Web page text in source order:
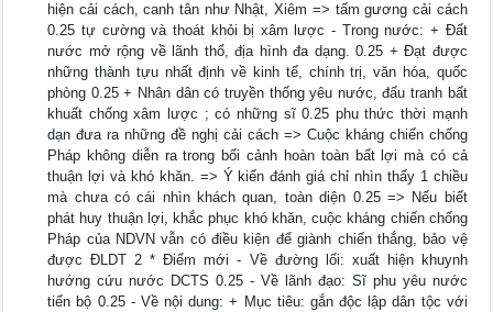
hiện cải cách, canh tân như Nhật, Xiêm => tấm gương cải cách
0.25 tự cường và thoát khỏi bị xâm lược - Trong nước: + Đất
nước mở rộng về lãnh thổ, địa hình đa dạng. 0.25 + Đạt được
những thành tựu nhất định về kinh tế, chính trị, văn hóa, quốc
phòng 0.25 + Nhân dân có truyền thống yêu nước, đấu tranh bất
khuất chống xâm lược ; có những sĩ 0.25 phu thức thời mạnh
dạn đưa ra những đề nghị cải cách => Cuộc kháng chiến chống
Pháp không diễn ra trong bối cảnh hoàn toàn bất lợi mà có cả
thuận lợi và khó khăn. => Ý kiến đánh giá chỉ nhìn thấy 1 chiều
mà chưa có cái nhìn khách quan, toàn diện 0.25 => Nếu biết
phát huy thuận lợi, khắc phục khó khăn, cuộc kháng chiến chống
Pháp của NDVN vẫn có điều kiện để giành chiến thắng, bảo vệ
được ĐLDT 2 * Điểm mới - Về đường lối: xuất hiện khuynh
hướng cứu nước DCTS 0.25 - Về lãnh đạo: Sĩ phu yêu nước
tiến bộ 0.25 - Về nội dung: + Mục tiêu: gắn độc lập dân tộc với